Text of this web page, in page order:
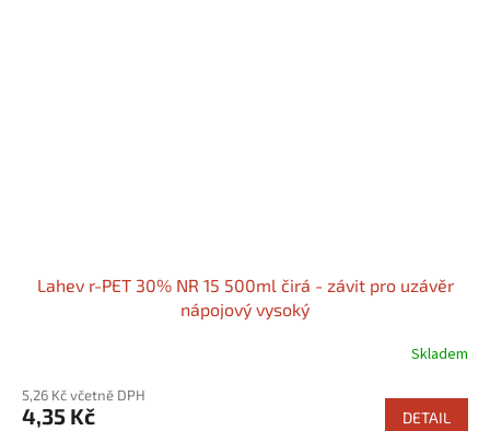
Lahev r-PET 30% NR 15 500ml čirá - závit pro uzávěr
nápojový vysoký
Skladem
5,26 Kč včetně DPH
4,35 Kč DETAIL